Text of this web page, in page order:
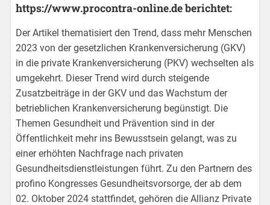
https://www.procontra-online.de berichtet:
Der Artikel thematisiert den Trend, dass mehr Menschen
2023 von der gesetzlichen Krankenversicherung (GKV)
in die private Krankenversicherung (PKV) wechselten als
umgekehrt. Dieser Trend wird durch steigende
Zusatzbeiträge in der GKV und das Wachstum der
betrieblichen Krankenversicherung begünstigt. Die
Themen Gesundheit und Prävention sind in der
Öffentlichkeit mehr ins Bewusstsein gelangt, was zu
einer erhöhten Nachfrage nach privaten
Gesundheitsdienstleistungen führt. Zu den Partnern des
profino Kongresses Gesundheitsvorsorge, der ab dem
02. Oktober 2024 stattfindet, gehören die Allianz Private